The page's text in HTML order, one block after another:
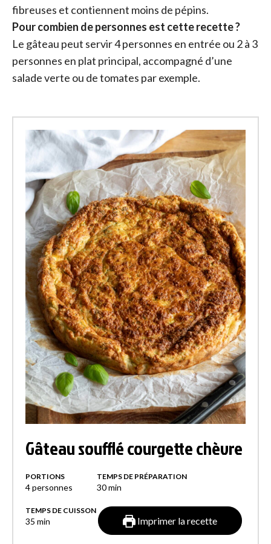
fibreuses et contiennent moins de pépins.
Pour combien de personnes est cette recette ?
Le gâteau peut servir 4 personnes en entrée ou 2 à 3
personnes en plat principal, accompagné d’une
salade verte ou de tomates par exemple.
Gâteau soufflé courgette chèvre
PORTIONS
4personnes
TEMPS DE PRÉPARATION
30min
TEMPS DE CUISSON
35 min Imprimer la recette